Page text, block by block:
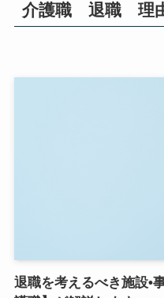
介護職 退職 理
退職を考えるべき施設•